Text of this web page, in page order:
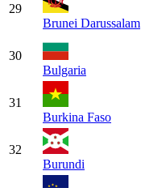
29
Brunei Darussalam
30
Bulgaria
31
Burkina Faso
32
Burundi